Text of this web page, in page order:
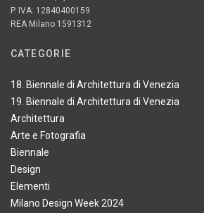
P. IVA: 12840400159
REA Milano 1591312
CATEGORIE
18. Biennale di Architettura di Venezia
19. Biennale di Architettura di Venezia
Architettura
Arte e Fotografia
Biennale
Design
Elementi
Milano Design Week 2024